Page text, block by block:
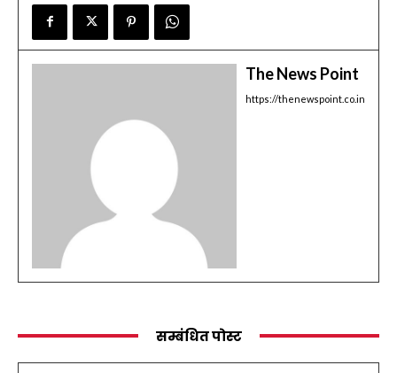
The News Point
https://thenewspoint.co.in
सम्बंधित पोस्ट